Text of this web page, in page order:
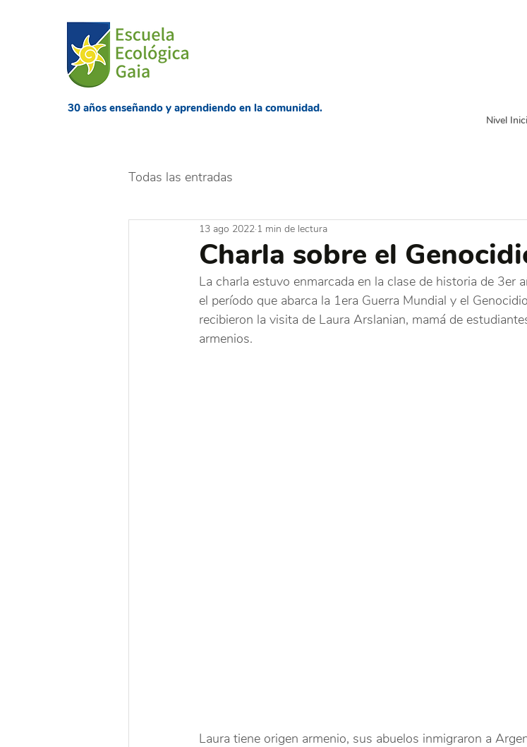
​30 años enseñando y aprendiendo en la comunidad.
Nivel
Todas las entradas
Charla sobre el
13 ago 2022 1 min de lectura
La charla estuvo enmarcada en la clase de historia de 3er
el período que abarca la 1era Guerra Mundial y el
recibieron la visita de Laura Arslanian, mamá de
armenios.
Laura tiene origen armenio, sus abuelos inmigraron a